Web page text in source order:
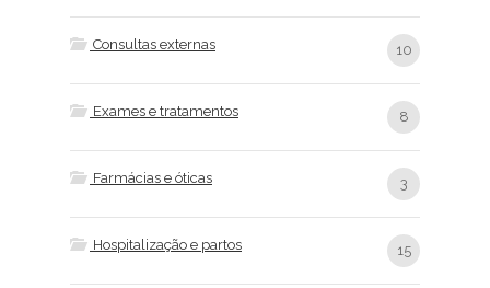
Consultas externas 10
Exames e tratamentos 8
Farmácias e óticas 3
Hospitalização e partos 15